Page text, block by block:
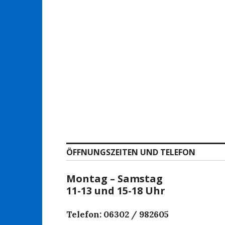
ÖFFNUNGSZEITEN UND TELEFON
Montag – Samstag
11-13 und 15-18 Uhr
Telefon: 06302 / 982605